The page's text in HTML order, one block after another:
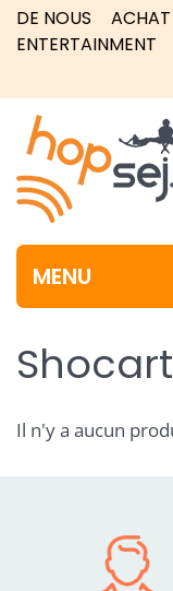
DE NOUS ACHAT
ENTERTAINMENT
MENU
Shocart
Il n'y a aucun